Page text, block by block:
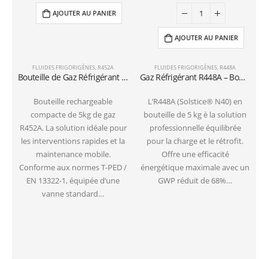
FLUIDES FRIGORIGÈNES, R452A
Bouteille de Gaz Réfrigérant R452A – 5kg – (T-PED) – Vanne 1/4″ SAE
Bouteille rechargeable
compacte de 5kg de gaz
R452A. La solution idéale pour
les interventions rapides et la
maintenance mobile.
Conforme aux normes T-PED /
EN 13322-1, équipée d’une
vanne standard…
AJOUTER AU PANIER
FLUIDES FRIGORIGÈNES, R448A
Gaz Réfrigérant R448A – Bouteille 5 kg 1/4 valve SAE
L’R448A (Solstice® N40) en
bouteille de 5 kg è la solution
professionnelle équilibrée
pour la charge et le rétrofit.
Offre une efficacité
énergétique maximale avec un
GWP réduit de 68%…
AJOUTER AU PANIER